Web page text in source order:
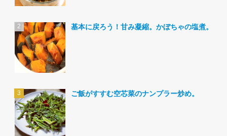
基本に戻ろう！甘み凝縮。かぼちゃの塩煮。
ご飯がすすむ空芯菜のナンプラー炒め。